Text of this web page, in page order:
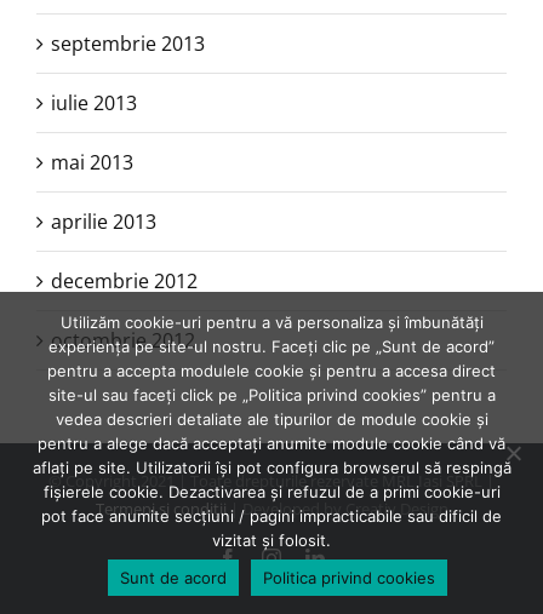
septembrie 2013
iulie 2013
mai 2013
aprilie 2013
decembrie 2012
octombrie 2012
© Copyright 2021 | Toate drepturile rezervate MRL Iasi SPRL |
Termeni şi condiţii| Developed by Creativ Design
FacebookInstagramLinkedIn
Utilizăm cookie-uri pentru a vă personaliza și îmbunătăți
experiența pe site-ul nostru. Faceți clic pe „Sunt de acord”
pentru a accepta modulele cookie și pentru a accesa direct
site-ul sau faceți click pe „Politica privind cookies” pentru a
vedea descrieri detaliate ale tipurilor de module cookie și
pentru a alege dacă acceptați anumite module cookie când vă
aflați pe site. Utilizatorii își pot configura browserul să respingă
fișierele cookie. Dezactivarea și refuzul de a primi cookie-uri
pot face anumite secțiuni / pagini impracticabile sau dificil de
vizitat și folosit.
Sunt de acord
Politica privind cookies